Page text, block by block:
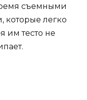
съемными
которые легко
им тесто не